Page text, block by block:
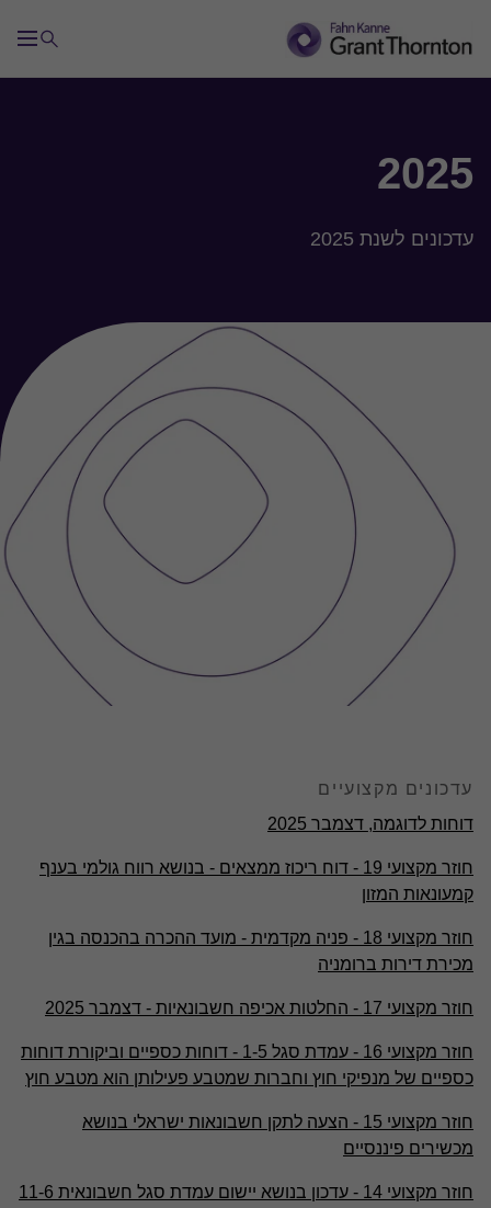
2025
עדכונים לשנת 2025
עדכונים מקצועיים
דוחות לדוגמה, דצמבר 2025
חוזר מקצועי 19 - דוח ריכוז ממצאים - בנושא רווח גולמי בענף
קמעונאות המזון
חוזר מקצועי 18 - פניה מקדמית - מועד ההכרה בהכנסה בגין
מכירת דירות ברומניה
חוזר מקצועי 17 - החלטות אכיפה חשבונאיות - דצמבר 2025
חוזר מקצועי 16 - עמדת סגל 1-5 - דוחות כספיים וביקורת דוחות
כספיים של מנפיקי חוץ וחברות שמטבע פעילותן הוא מטבע חוץ
חוזר מקצועי 15 - הצעה לתקן חשבונאות ישראלי בנושא
מכשירים פיננסיים
חוזר מקצועי 14 - עדכון בנושא יישום עמדת סגל חשבונאית 11-6